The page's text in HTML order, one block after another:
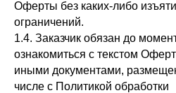
Оферты без каких-либо
ограничений.
1.4. Заказчик обязан до
ознакомиться с текстом
иными документами,
числе с Политикой обработки